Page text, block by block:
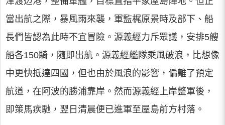
當出航之際，暴風雨來襲，軍監梶原景時及部下、船
長們皆認為此時不宜冒險。源義經力斥眾議，安排5艘
船各150騎，隨即出航。源義經艦隊乘風破浪，比想像
中更快抵達四國，但也由於風浪的影響，偏離了預定
航道，在阿波的勝浦靠岸。然而源義經上岸整軍後，
即策馬疾馳，翌日清晨便已進軍至屋島前方村落。